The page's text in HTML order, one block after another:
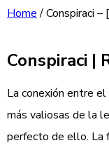
Home/Conspiraci –
Conspiraci |
La conexión entre
más valiosas de la
perfecto de ello. La